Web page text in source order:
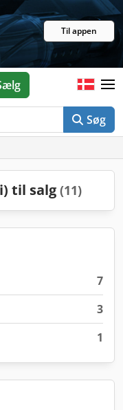
Til appen
Søg
til salg (11)
7
3
1